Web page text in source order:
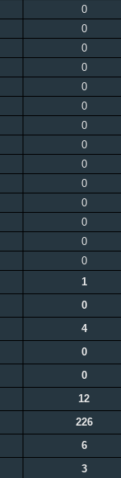
0
0
0
0
0
0
0
0
0
0
0
0
0
0
1
0
4
0
0
12
226
6
3